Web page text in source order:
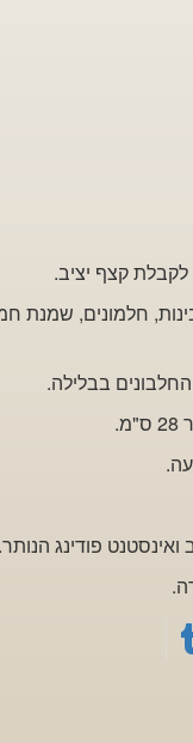
קצף יציב.
בבלילה.
ס"מ.
פודינג הנותר.